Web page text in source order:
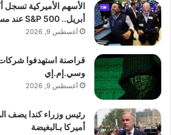
الأسهم الأميركية
أبريل.. S&P 500 عند مستوى قياسي
أغسطس 9, 2026
قراصنة استهدفوا شركات
وسي.إم.إي
أغسطس 9, 2026
رئيس وزراء كندا يصف
أميركا بـالبغيضة